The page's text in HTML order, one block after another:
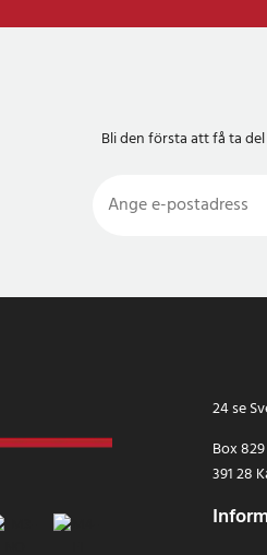
Bli den första att få ta
24 se
Box 829
391 28